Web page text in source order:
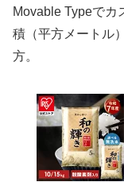
Movable Typeでカ
積（平方メートル
方。